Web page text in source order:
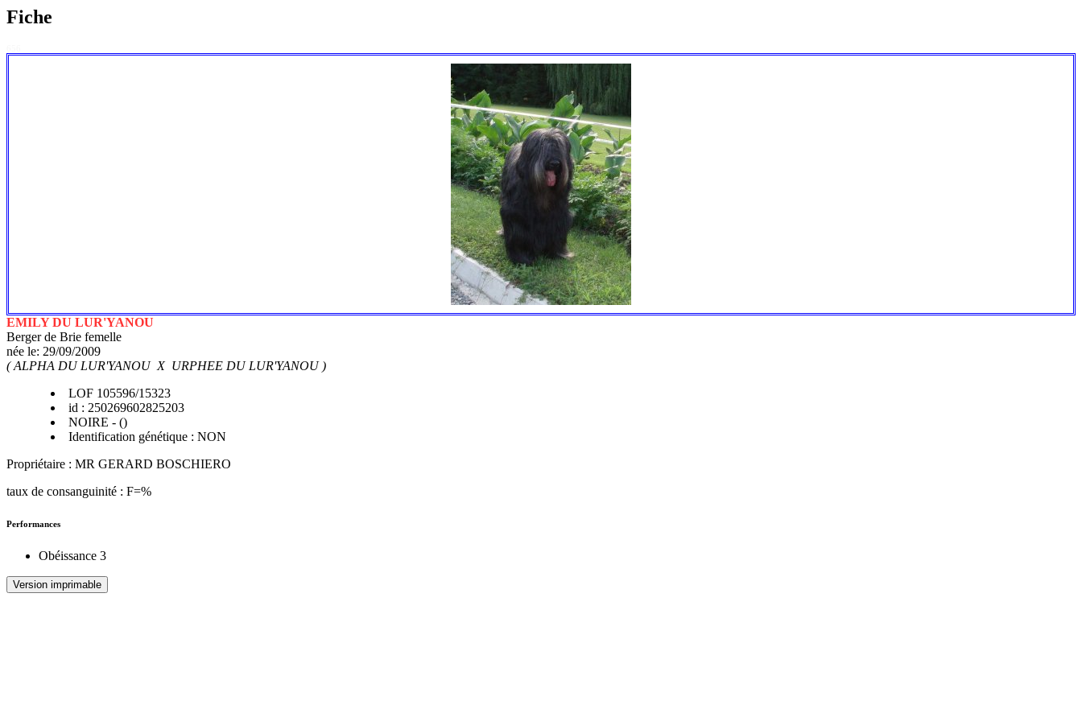
Fiche
EMILY DU LUR'YANOU
Berger de Brie femelle
née le: 29/09/2009
(ALPHA DU LUR'YANOU X URPHEE DU LUR'YANOU )
LOF 105596/15323
id : 250269602825203
NOIRE - ()
Identification génétique : NON
Propriétaire : MR GERARD BOSCHIERO
taux de consanguinité : F=%
Performances
Obéissance 3
Version imprimable